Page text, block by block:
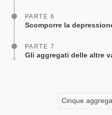
PARTE 6
Scomporre la
PARTE 7
Gli aggregati delle altre
Cinque